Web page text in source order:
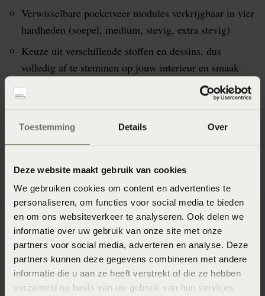
Toestemming Details Over
Deze website maakt gebruik van cookies
We gebruiken cookies om content en advertenties te
personaliseren, om functies voor social media te bieden
en om ons websiteverkeer te analyseren. Ook delen we
informatie over uw gebruik van onze site met onze
partners voor social media, adverteren en analyse. Deze
partners kunnen deze gegevens combineren met andere
informatie die u aan ze heeft verstrekt of die ze hebben
verzameld op basis van uw gebruik van hun services.
Verwisselbare pocketveer modules verkrijgbaar in vier
hardheden (soepel, medium, stevig, extra stevig)
Keuze uit verschillende stoffen en dessins, dus
volledig af te stemmen op jouw interieur en smaak
De instelbare boxspring is ook achteraf in te stellen
(bijvoorbeeld wegens zwangerschap). Zo ben je
verzekerd van een goed én passend product.
Leverbaar tot een lengte van maar liefst 2.40 meter